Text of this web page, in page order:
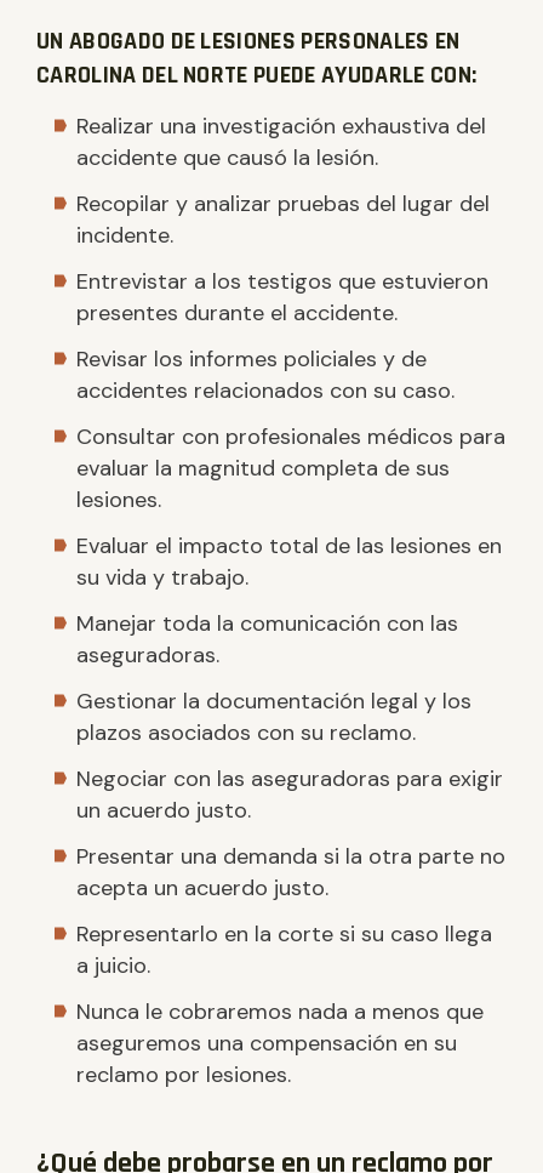
UN ABOGADO DE LESIONES PERSONALES EN
CAROLINA DEL NORTE PUEDE AYUDARLE CON:
Realizar una investigación exhaustiva del
accidente que causó la lesión.
Recopilar y analizar pruebas del lugar del
incidente.
Entrevistar a los testigos que estuvieron
presentes durante el accidente.
Revisar los informes policiales y de
accidentes relacionados con su caso.
Consultar con profesionales médicos para
evaluar la magnitud completa de sus
lesiones.
Evaluar el impacto total de las lesiones en
su vida y trabajo.
Manejar toda la comunicación con las
aseguradoras.
Gestionar la documentación legal y los
plazos asociados con su reclamo.
Negociar con las aseguradoras para exigir
un acuerdo justo.
Presentar una demanda si la otra parte no
acepta un acuerdo justo.
Representarlo en la corte si su caso llega
a juicio.
Nunca le cobraremos nada a menos que
aseguremos una compensación en su
reclamo por lesiones.
¿Qué debe probarse en un reclamo por